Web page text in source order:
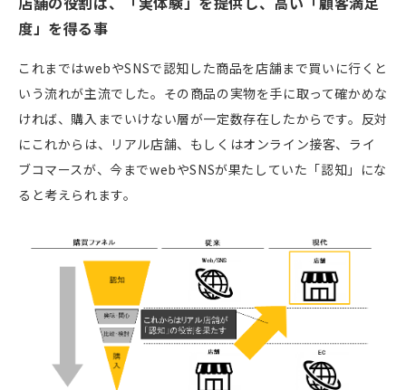
度」を得る事
これまではwebやSNSで認知した商品を店舗まで買いに行くと
いう流れが主流でした。その商品の実物を手に取って確かめな
ければ、購入までいけない層が一定数存在したからです。反対
にこれからは、リアル店舗、もしくはオンライン接客、ライ
ブコマースが、今までwebやSNSが果たしていた「認知」にな
ると考えられます。